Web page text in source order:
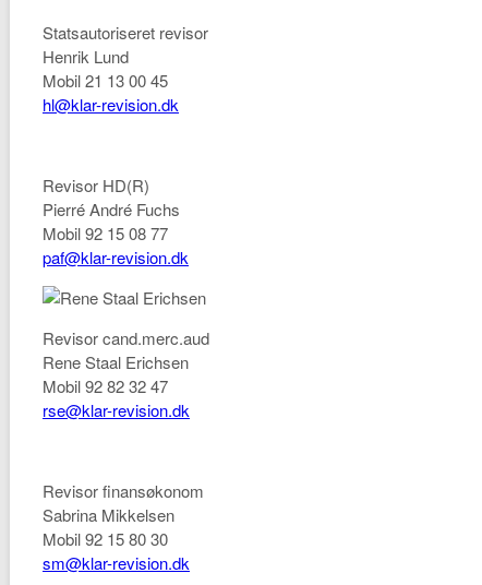
Statsautoriseret revisor
Henrik Lund
Mobil 21 13 00 45
hl@klar-revision.dk
Revisor HD(R)
Pierré André Fuchs
Mobil 92 15 08 77
paf@klar-revision.dk
Revisor cand.merc.aud
Rene Staal Erichsen
Mobil 92 82 32 47
rse@klar-revision.dk
Revisor finansøkonom
Sabrina Mikkelsen
Mobil 92 15 80 30
sm@klar-revision.dk